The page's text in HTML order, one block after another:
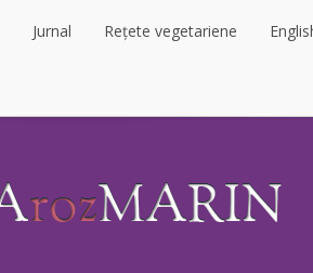
Jurnal Rețete vegetariene